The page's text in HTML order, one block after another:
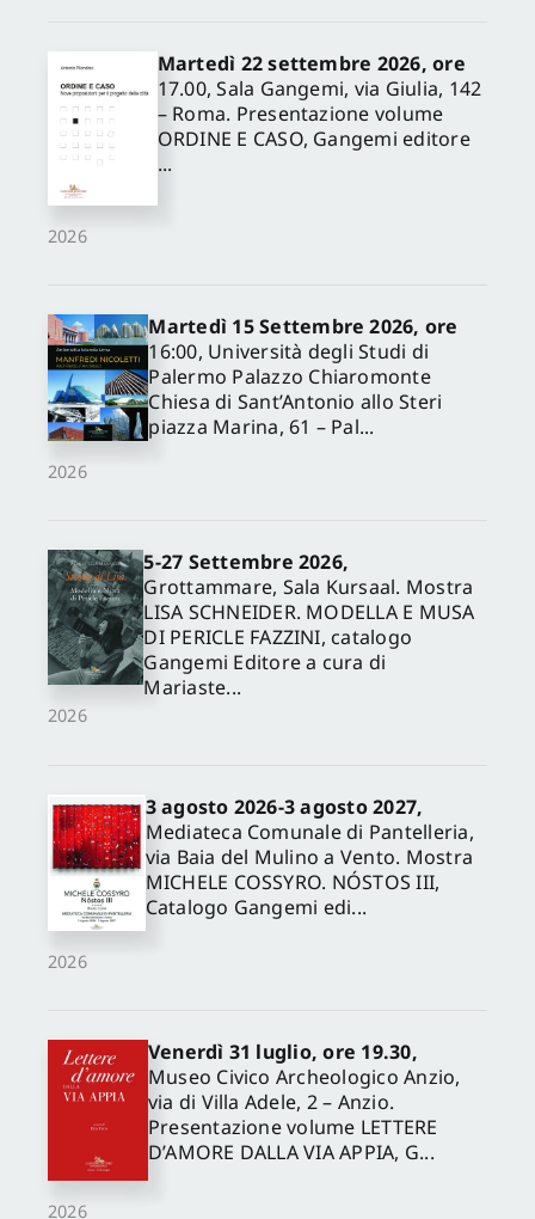
2026
Martedì 22 settembre 2026, ore
17.00, Sala Gangemi, via Giulia, 142
– Roma. Presentazione volume
ORDINE E CASO, Gangemi editore
...
2026
Martedì 15 Settembre 2026, ore
16:00, Università degli Studi di
Palermo Palazzo Chiaromonte
Chiesa di Sant’Antonio allo Steri
piazza Marina, 61 – Pal...
2026
5-27 Settembre 2026,
Grottammare, Sala Kursaal. Mostra
LISA SCHNEIDER. MODELLA E MUSA
DI PERICLE FAZZINI, catalogo
Gangemi Editore a cura di
Mariaste...
2026
3 agosto 2026-3 agosto 2027,
Mediateca Comunale di Pantelleria,
via Baia del Mulino a Vento. Mostra
MICHELE COSSYRO. NÓSTOS III,
Catalogo Gangemi edi...
2026
Venerdì 31 luglio, ore 19.30,
Museo Civico Archeologico Anzio,
via di Villa Adele, 2 – Anzio.
Presentazione volume LETTERE
D’AMORE DALLA VIA APPIA, G...